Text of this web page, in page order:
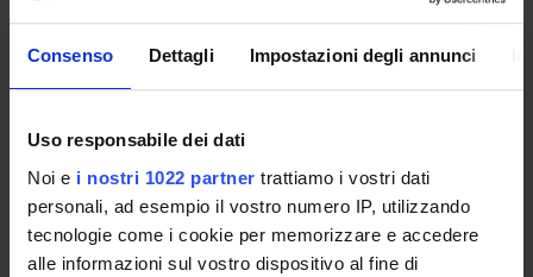
Consenso Dettagli Impostazioni degli annunci
Uso responsabile dei dati
Noi e i nostri 1022 partner trattiamo i vostri dati
personali, ad esempio il vostro numero IP, utilizzando
tecnologie come i cookie per memorizzare e accedere
alle informazioni sul vostro dispositivo al fine di
all'ateneo
PM-BLE
Finanziamento:assegnato e gestito da un ente esterno
Finanziamento:assegnato e gestito da un ente esterno
all'ateneo
UE - Unione Europea